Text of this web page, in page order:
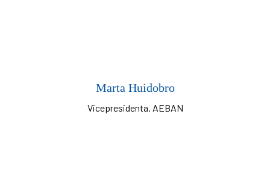
Marta Huidobro
Vicepresidenta. AEBAN